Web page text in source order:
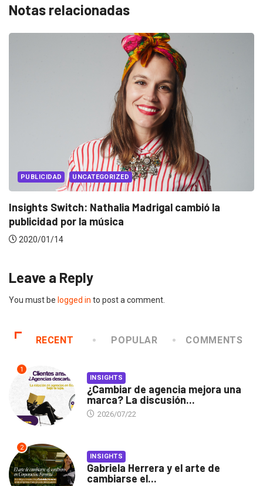
Notas relacionadas
EVENTOS LUX AWARDS
Conoce a los ganadores de Lux Awards 2019
2019/12/04
Leave a Reply
You must be logged in to post a comment.
RECENT POPULAR COMMENTS
1
INSIGHTS
¿Cambiar de agencia mejora una
marca? La discusión...
2026/07/22
2
INSIGHTS
Gabriela Herrera y el arte de
cambiarse el...